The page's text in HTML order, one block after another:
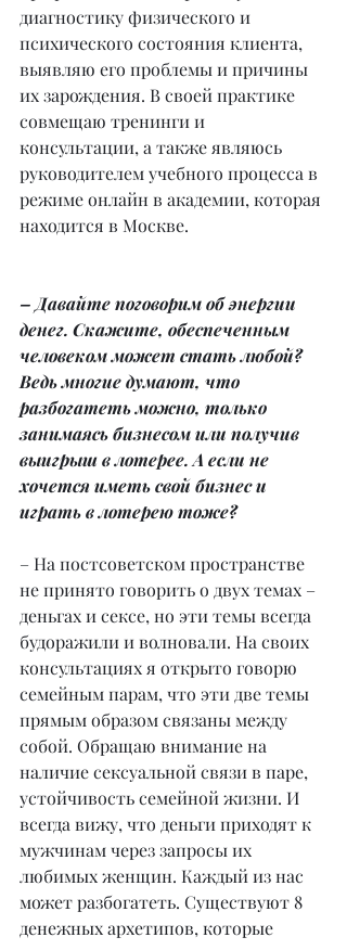
диагностику физического и
психического состояния клиента,
выявляю его проблемы и причины
их зарождения. В своей практике
совмещаю тренинги и
консультации, а также являюсь
руководителем учебного процесса в
режиме онлайн в академии, которая
находится в Москве.
– Давайте поговорим об энергии
денег. Скажите, обеспеченным
человеком может стать любой?
Ведь многие думают, что
разбогатеть можно, только
занимаясь бизнесом или получив
выигрыш в лотерее. А если не
хочется иметь свой бизнес и
играть в лотерею тоже?
– На постсоветском пространстве
не принято говорить о двух темах –
деньгах и сексе, но эти темы всегда
будоражили и волновали. На своих
консультациях я открыто говорю
семейным парам, что эти две темы
прямым образом связаны между
собой. Обращаю внимание на
наличие сексуальной связи в паре,
устойчивость семейной жизни. И
всегда вижу, что деньги приходят к
мужчинам через запросы их
любимых женщин. Каждый из нас
может разбогатеть. Существуют 8
денежных архетипов, которые